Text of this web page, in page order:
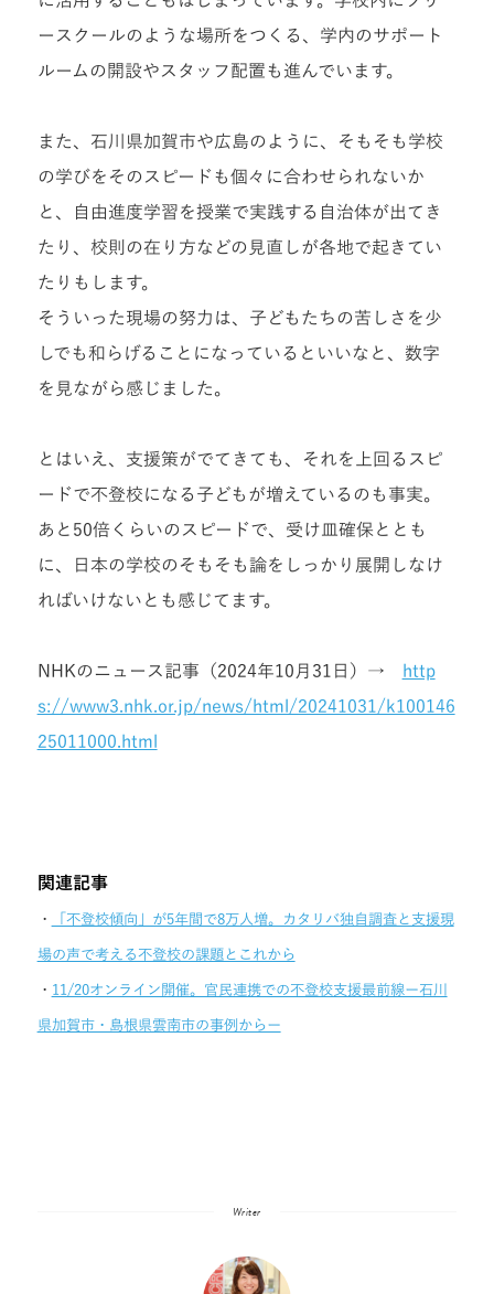
ースクールのような場所をつくる、学内のサポート
ルームの開設やスタッフ配置も進んでいます。
また、石川県加賀市や広島のように、そもそも学校
の学びをそのスピードも個々に合わせられないか
と、自由進度学習を授業で実践する自治体が出てき
たり、校則の在り方などの見直しが各地で起きてい
たりもします。
そういった現場の努力は、子どもたちの苦しさを少
しでも和らげることになっているといいなと、数字
を見ながら感じました。
とはいえ、支援策がでてきても、それを上回るスピ
ードで不登校になる子どもが増えているのも事実。
あと50倍くらいのスピードで、受け皿確保ととも
に、日本の学校のそもそも論をしっかり展開しなけ
ればいけないとも感じてます。
NHKのニュース記事（2024年10月31日）→
http
s://www3.nhk.or.jp/news/html/20241031/k100146
25011000.html
関連記事
・ 「不登校傾向」が5年間で8万人増。カタリバ独自調査と支援現
場の声で考える不登校の課題とこれから
・ 11/20オンライン開催。官民連携での不登校支援最前線ー石川
県加賀市・島根県雲南市の事例からー
Writer